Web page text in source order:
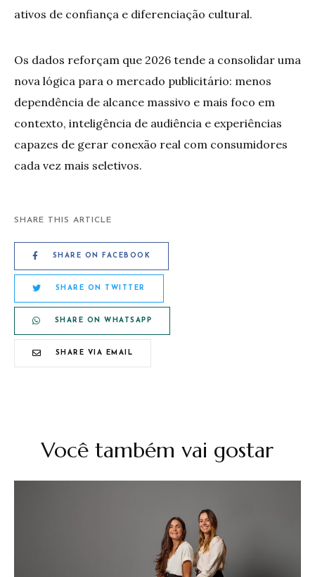
ativos de confiança e diferenciação cultural.
Os dados reforçam que 2026 tende a consolidar uma
nova lógica para o mercado publicitário: menos
dependência de alcance massivo e mais foco em
contexto, inteligência de audiência e experiências
capazes de gerar conexão real com consumidores
cada vez mais seletivos.
SHARE THIS ARTICLE
SHARE ON FACEBOOK
SHARE ON TWITTER
SHARE ON WHATSAPP
SHARE VIA EMAIL
Você também vai gostar